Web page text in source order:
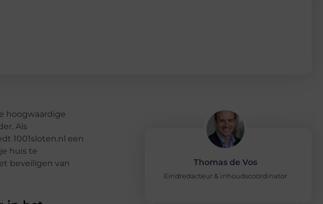
hoogwaardige
Als
1001sloten.nl een
huis te
beveiligen van
Thomas de Vos
Eindredacteur & inhoudscoördinator